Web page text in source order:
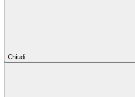
Chiudi